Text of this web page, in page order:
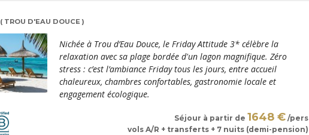
( TROU D'EAU DOUCE )
Nichée à Trou d’Eau Douce, le Friday Attitude 3* célèbre la
relaxation avec sa plage bordée d'un lagon magnifique. Zéro
stress : c’est l’ambiance Friday tous les jours, entre accueil
chaleureux, chambres confortables, gastronomie locale et
engagement écologique.
Séjour à partir de 1648 € /pers
vols A/R + transferts + 7 nuits (demi-pension)